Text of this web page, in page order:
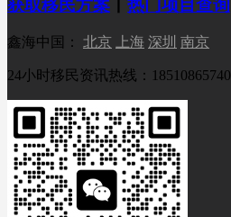
获取移民方案 热门项目查询
鑫海中国： 北京 上海 深圳 南京
24小时移民资讯热线：18510865740